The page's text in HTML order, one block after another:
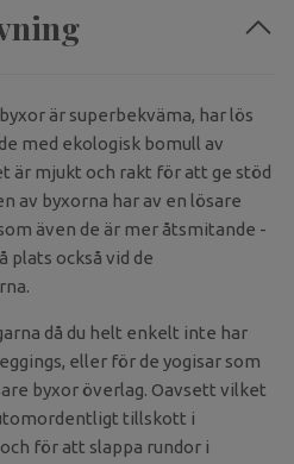
är superbekväma, har lös
med ekologisk bomull av
är mjukt och rakt för att ge stöd
av byxorna har av en lösare
även de är mer åtsmitande -
plats också vid de
då du helt enkelt inte har
eller för de yogisar som
byxor överlag. Oavsett vilket
tillskott i
för att slappa rundor i